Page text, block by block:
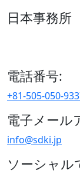
日本事務所
電話番号:
+81-505-050-
電子メール
info@sdki.jp
ソーシャル